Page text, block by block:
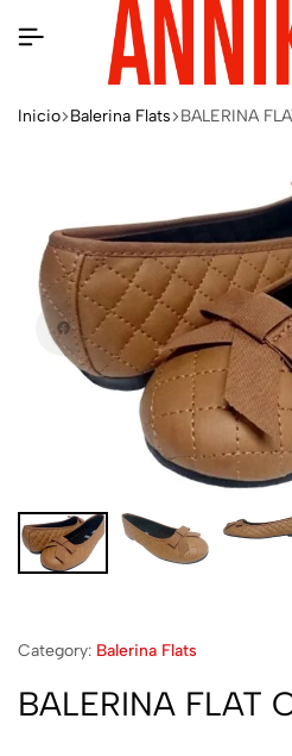
Inicio Balerina Flats BALERINA
Category: Balerina Flats
BALERINA FLAT